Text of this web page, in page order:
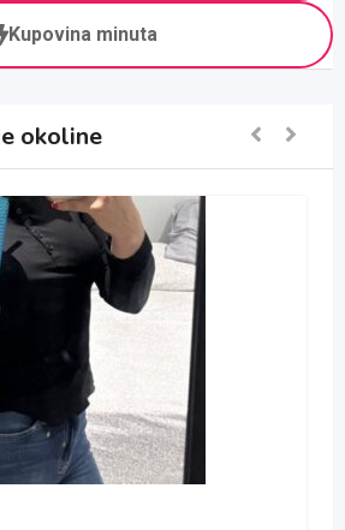
Kupovina minuta
okoline